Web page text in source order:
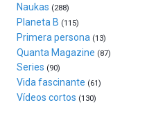
al
4
de
octubre.
La
iniciativa,
organizada
Naukas (288)
Planeta B (115)
Primera persona (13)
Quanta Magazine (87)
Series (90)
Vida fascinante (61)
Vídeos cortos (130)